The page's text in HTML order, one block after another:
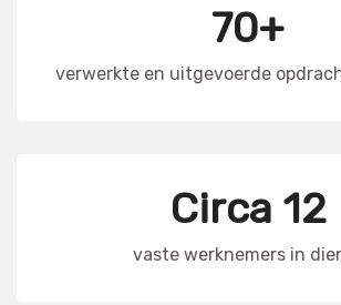
70+
verwerkte en uitgevoerde
Circa 12
vaste werknemers in